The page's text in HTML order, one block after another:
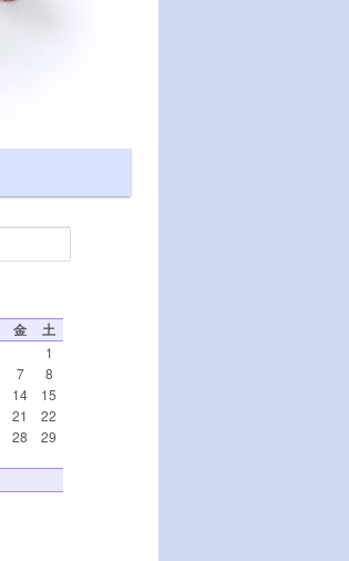
金 土
1
7
8
14
15
21
22
28
29